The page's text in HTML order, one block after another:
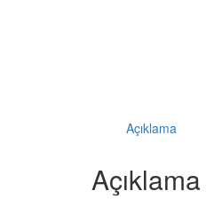
Açıklama
Açıklama